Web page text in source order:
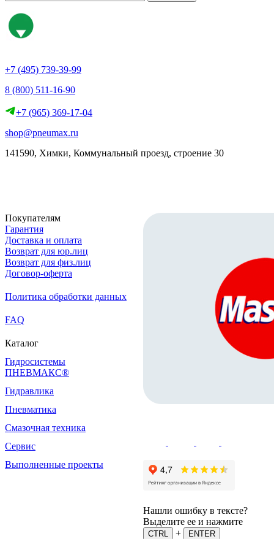
+7 (495) 739-39-99
8 (800) 511-16-90
+7 (965) 369-17-04
shop@pneumax.ru
141590, Химки, Коммунальный проезд, строение 30
Покупателям
Гарантия
Доставка и оплата
Возврат для юр.лиц
Возврат для физ.лиц
Договор-оферта
Политика обработки данных
FAQ
Каталог
Гидросистемы
ПНЕВМАКС®
Гидравлика
Пневматика
Смазочная техника
Сервис
Выполненные проекты
Нашли ошибку в тексте?
Выделите ее и нажмите
CTRL +
ENTER